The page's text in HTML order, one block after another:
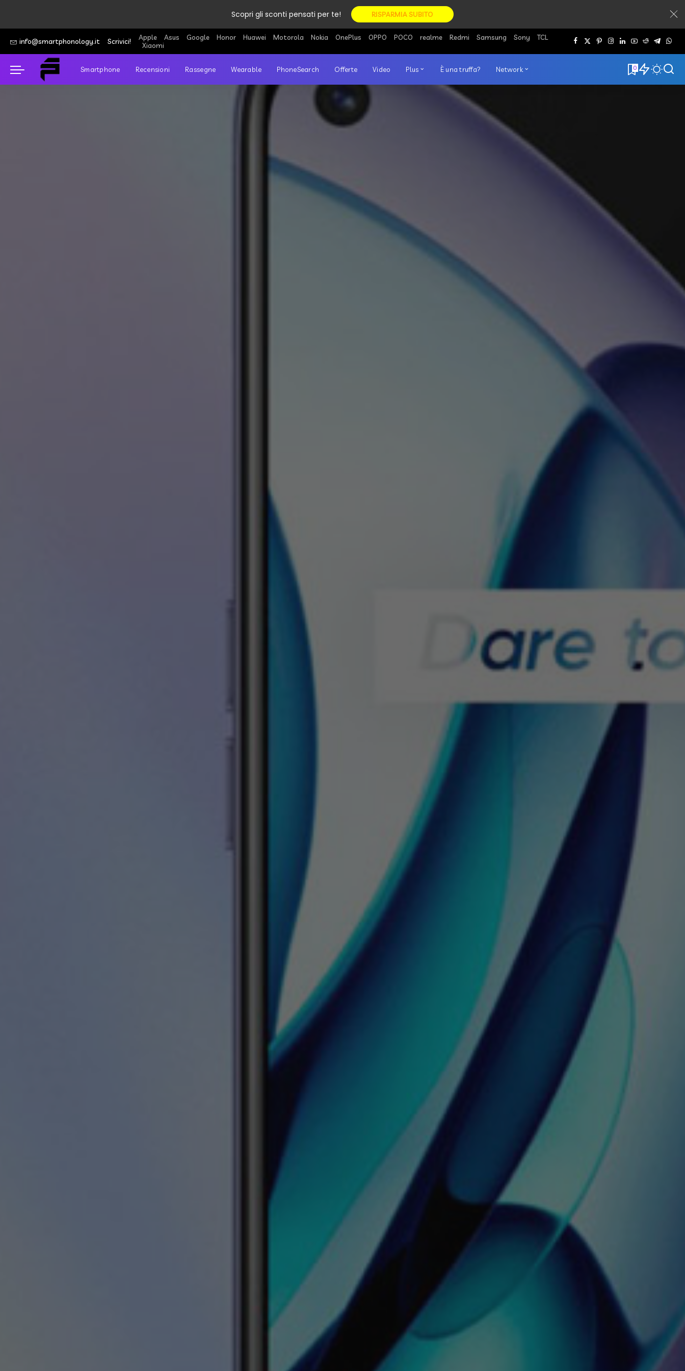
Scopri gli sconti pensati per te! RISPARMIA SUBITO
info@smartphonology.it Scrivici! Apple Asus Google Honor Huawei Motorola Nokia OnePlus OPPO POCO realme Redmi Samsung Sony
TCL
Xiaomi
Smartphone Recensioni Rassegne Wearable PhoneSearch Offerte Video Plus È una truffa? Network 0